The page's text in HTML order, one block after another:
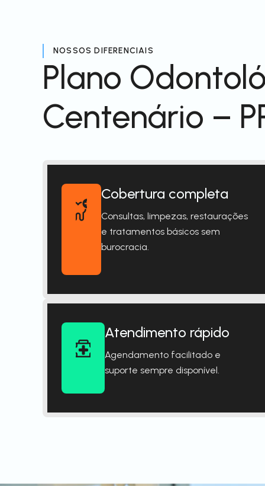
NOSSOS DIFERENCIAIS
Plano
Centenário –
Cobertura completa
Consultas, limpezas, restaurações
e tratamentos básicos sem
burocracia.
Atendimento rápido
Agendamento facilitado e
suporte sempre disponível.